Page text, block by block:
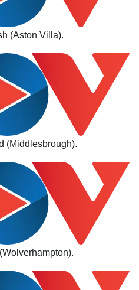
(Aston Villa).
(Middlesbrough).